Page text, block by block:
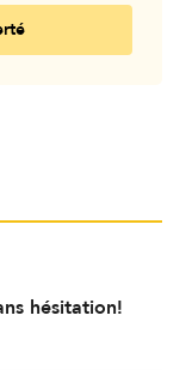
hésitation!